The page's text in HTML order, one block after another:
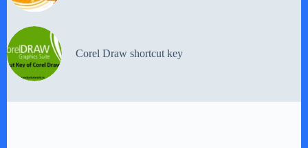
Corel Draw shortcut key